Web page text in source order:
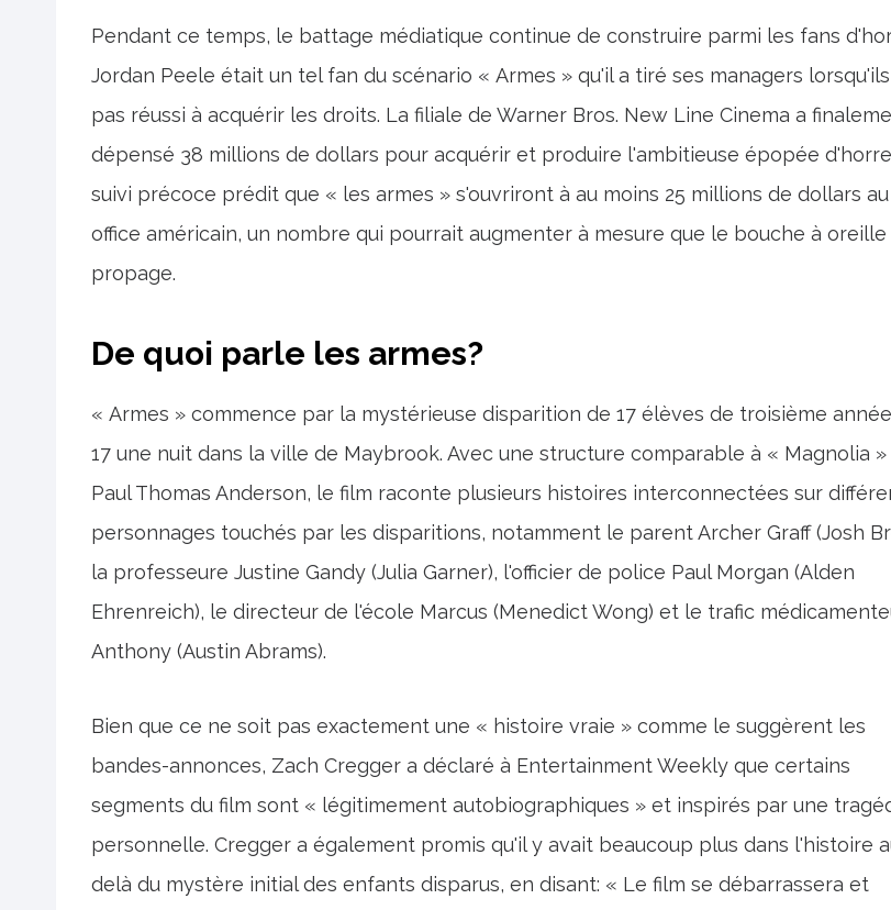
Pendant ce temps, le battage médiatique continue de construire parmi les fans
Jordan Peele était un tel fan du scénario « Armes » qu'il a tiré ses managers
pas réussi à acquérir les droits. La filiale de Warner Bros. New Line Cinema a
dépensé 38 millions de dollars pour acquérir et produire l'ambitieuse épopée
suivi précoce prédit que « les armes » s'ouvriront à au moins 25 millions de dollars
office américain, un nombre qui pourrait augmenter à mesure que le bouche à oreille
propage.
De quoi parle les armes?
« Armes » commence par la mystérieuse disparition de 17 élèves de troisième
17 une nuit dans la ville de Maybrook. Avec une structure comparable à « Magnolia »
Paul Thomas Anderson, le film raconte plusieurs histoires interconnectées sur
personnages touchés par les disparitions, notamment le parent Archer Graff (Josh
la professeure Justine Gandy (Julia Garner), l'officier de police Paul Morgan (Alden
Ehrenreich), le directeur de l'école Marcus (Menedict Wong) et le trafic
Anthony (Austin Abrams).
Bien que ce ne soit pas exactement une « histoire vraie » comme le suggèrent les
bandes-annonces, Zach Cregger a déclaré à Entertainment Weekly que certains
segments du film sont « légitimement autobiographiques » et inspirés par une
personnelle. Cregger a également promis qu'il y avait beaucoup plus dans l'histoire
delà du mystère initial des enfants disparus, en disant: « Le film se débarrassera et